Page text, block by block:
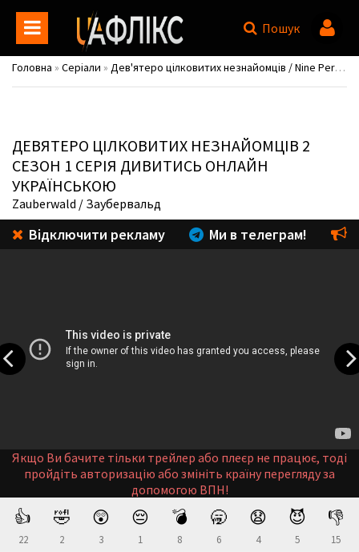
Пошук
Головна » Серіали » Дев'ятеро цілковитих незнайомців / Nine Perfect Strangers
ДЕВЯТЕРО ЦІЛКОВИТИХ НЕЗНАЙОМЦІВ 2
СЕЗОН 1 СЕРІЯ ДИВИТИСЬ ОНЛАЙН
УКРАЇНСЬКОЮ
Zauberwald / Заубервальд
Відключити рекламу Ми в телеграм!
Якщо Ви бачите тільки трейлер або плеєр не працює, тоді
пройдіть авторизацію або змініть країну перегляду за
допомогою ВПН!
👍
22
🤣
2
😲
3
😔
1
💣
8
🥱
6
😧
4
😈
5
👎
15